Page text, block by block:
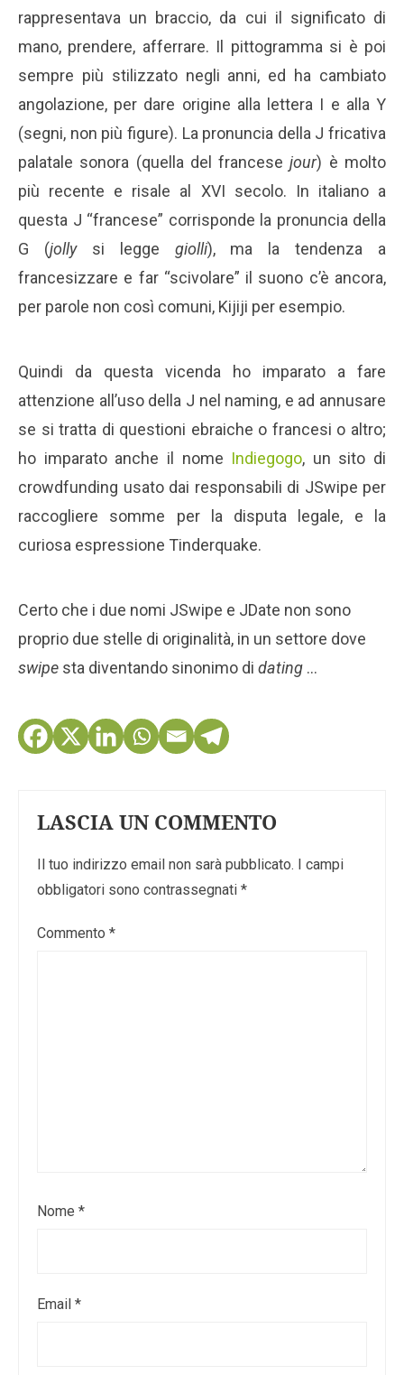
rappresentava un braccio, da cui il significato di
mano, prendere, afferrare. Il pittogramma si è poi
sempre più stilizzato negli anni, ed ha cambiato
angolazione, per dare origine alla lettera I e alla Y
(segni, non più figure). La pronuncia della J fricativa
palatale sonora (quella del francesejour) è molto
più recente e risale al XVI secolo. In italiano a
questa J “francese” corrisponde la pronuncia della
G (jollysi legge giolli), ma la tendenza a
francesizzare e far “scivolare” il suono c’è ancora,
per parole non così comuni, Kijiji per esempio.
Quindi da questa vicenda ho imparato a fare
attenzione all’uso della J nel naming, e ad annusare
se si tratta di questioni ebraiche o francesi o altro;
ho imparato anche il nome Indiegogo, un sito di
crowdfunding usato dai responsabili di JSwipe per
raccogliere somme per la disputa legale, e la
curiosa espressione Tinderquake.
Certo che i due nomi JSwipe e JDate non sono
proprio due stelle di originalità, in un settore dove
swipe sta diventando sinonimo di dating …
LASCIA UN COMMENTO
Il tuo indirizzo email non sarà pubblicato.
I campi
obbligatori sono contrassegnati *
Commento *
Nome *
Email *